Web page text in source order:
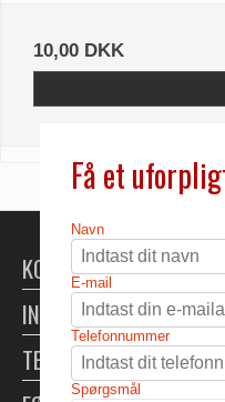
10,00 DKK
KONTAKT
INFORMATION
TELTUDLEJNING
Få et
Navn
E-mail
Telefonnummer
Spørgsmål